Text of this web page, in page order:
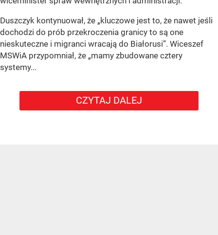
Duszczyk kontynuował, że „kluczowe jest to, że nawet jeśli
dochodzi do prób przekroczenia granicy to są one
nieskuteczne i migranci wracają do Białorusi”. Wiceszef
MSWiA przypomniał, że „mamy zbudowane cztery
systemy...
CZYTAJ DALEJ